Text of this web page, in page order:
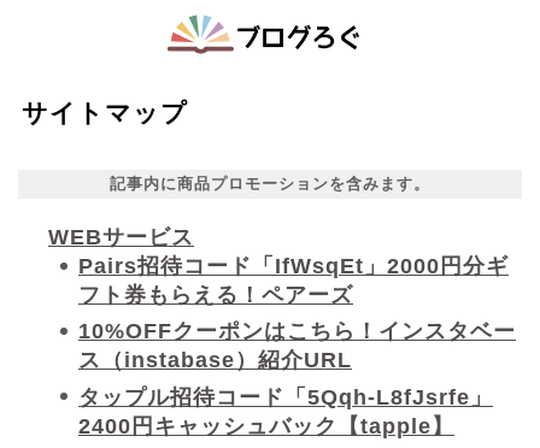
サイトマップ
記事内に商品プロモーションを含みます。
WEBサービス
Pairs招待コード「IfWsqEt」2000円分ギ
フト券もらえる！ペアーズ
10%OFFクーポンはこちら！インスタベー
ス（instabase）紹介URL
タップル招待コード「5Qqh-L8fJsrfe」
2400円キャッシュバック【tapple】